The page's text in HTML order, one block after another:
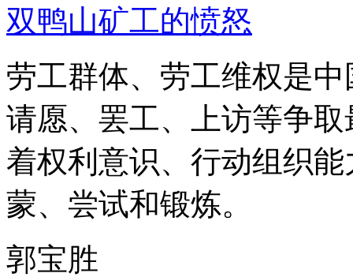
双鸭山矿工的愤怒
劳工群体、劳工维权是
请愿、罢工、上访等争
着权利意识、行动组织
蒙、尝试和锻炼。
郭宝胜